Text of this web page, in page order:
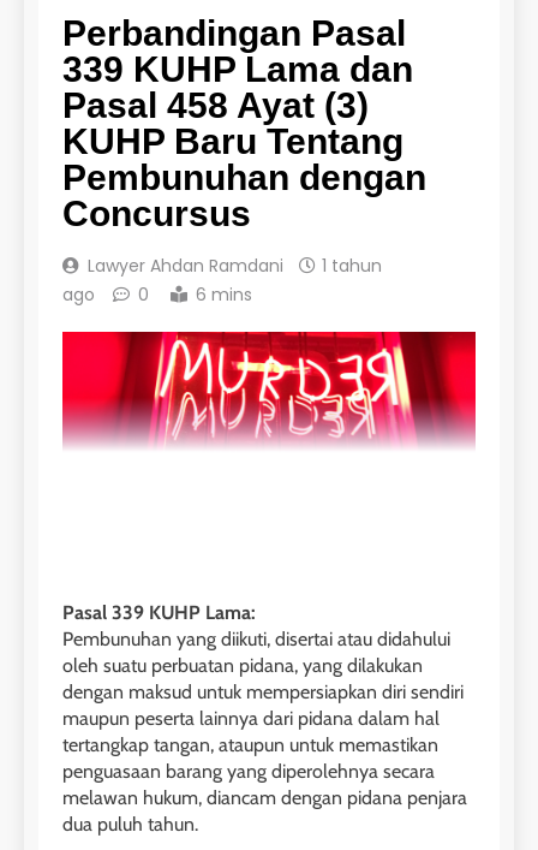
Perbandingan Pasal
339 KUHP Lama dan
Pasal 458 Ayat (3)
KUHP Baru Tentang
Pembunuhan dengan
Concursus
Lawyer Ahdan Ramdani
1 tahun
ago
0 6 mins
Pasal 339 KUHP Lama:
Pembunuhan yang diikuti, disertai atau didahului
oleh suatu perbuatan pidana, yang dilakukan
dengan maksud untuk mempersiapkan diri sendiri
maupun peserta lainnya dari pidana dalam hal
tertangkap tangan, ataupun untuk memastikan
penguasaan barang yang diperolehnya secara
melawan hukum, diancam dengan pidana penjara
dua puluh tahun.